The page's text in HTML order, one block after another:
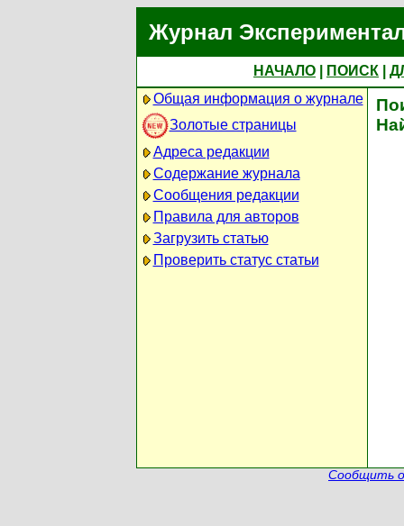
Журнал
НАЧАЛО ПОИСК
Общая информация о журнале
Золотые страницы
Адреса редакции
Содержание журнала
Сообщения редакции
Правила для авторов
Загрузить статью
Проверить статус статьи
Сообщить о